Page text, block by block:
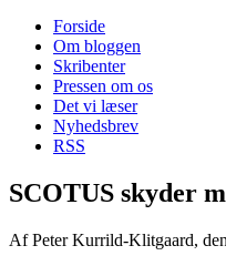
Forside
Om bloggen
Skribenter
Pressen om os
Det vi læser
Nyhedsbrev
RSS
SCOTUS skyder
Af Peter Kurrild-Klitgaard,